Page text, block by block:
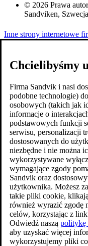
© 2026 Prawa
Sandviken,
Inne strony internetowe
Chcielibyśmy
Firma Sandvik i nasi
podobne technologie)
osobowych (takich jak
informacje o
podstawowych funkcji
serwisu, personalizacji
dostosowanych do
niezbędne i nie można
wykorzystywane
wymagające zgody
Sandvik oraz
użytkownika. Możesz
takie pliki cookie,
również wyrazić zgodę
celów, korzystając z
Odwiedź naszą politykę
aby uzyskać więcej
wykorzystujemy pliki